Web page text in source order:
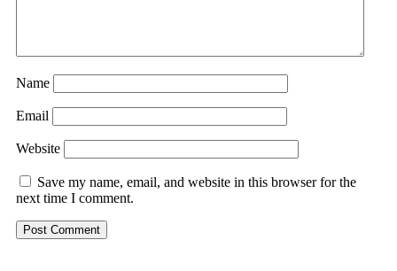
Name
Email
Website
Save my name, email, and website in this browser for the
next time I comment.